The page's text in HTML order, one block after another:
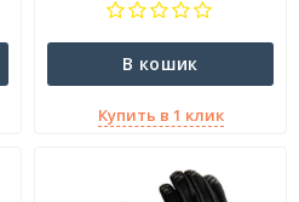
В кошик
Купить в 1 клик